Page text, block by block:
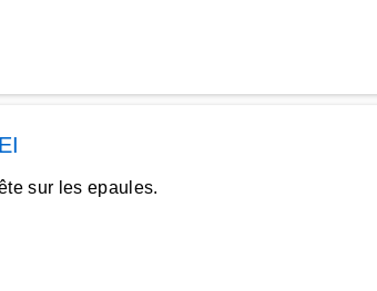
sur les epaules.